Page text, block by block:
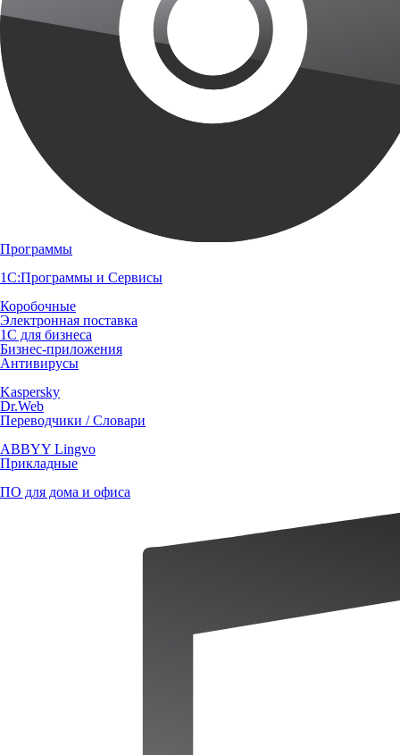
Программы
1С:Программы и Сервисы
Коробочные
Электронная поставка
1С для бизнеса
Бизнес-приложения
Антивирусы
Kaspersky
Dr.Web
Переводчики / Словари
ABBYY Lingvo
Прикладные
ПО для дома и офиса